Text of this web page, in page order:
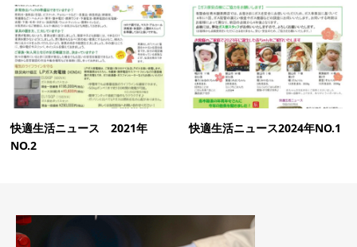
快適生活ニュース 2021年
NO.2
快適生活ニュース2024年NO.1